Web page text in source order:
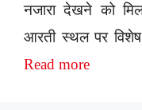
नजारा देखने को
आरती स्थल पर
Read more